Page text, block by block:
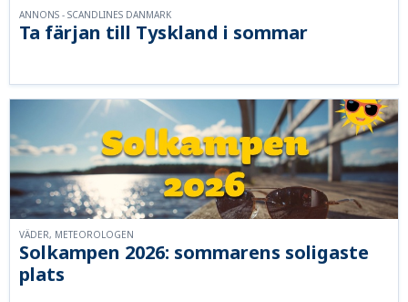
Ta färjan till Tyskland i sommar
ANNONS - SCANDLINES DANMARK
Solkampen 2026: sommarens soligaste
plats
VÄDER, METEOROLOGEN